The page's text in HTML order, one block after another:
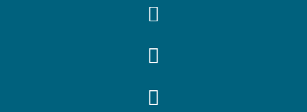


